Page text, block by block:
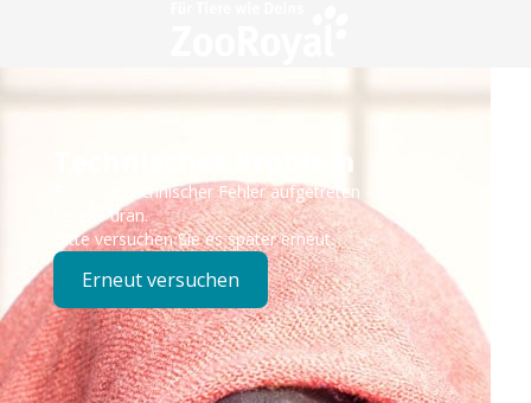
Technisches Problem
Es ist ein technischer Fehler aufgetreten – wir sind
bereits dran.
Bitte versuchen Sie es später erneut.
Erneut versuchen